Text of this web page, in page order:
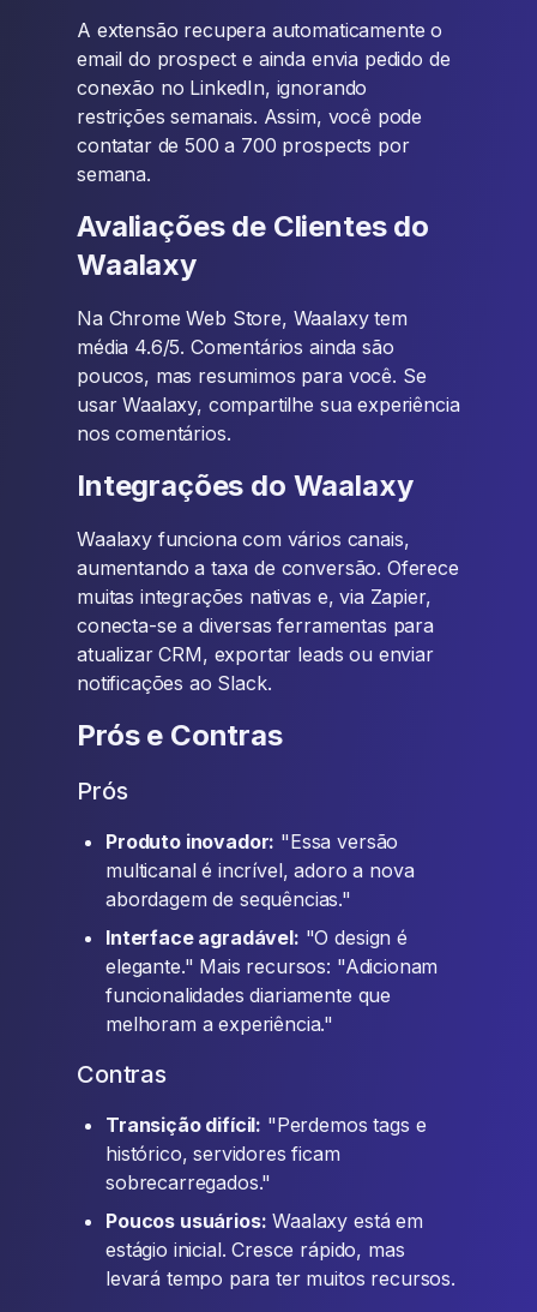
A extensão recupera automaticamente o
email do prospect e ainda envia pedido de
conexão no LinkedIn, ignorando
restrições semanais. Assim, você pode
contatar de 500 a 700 prospects por
semana.
Avaliações de Clientes do
Waalaxy
Na Chrome Web Store, Waalaxy tem
média 4.6/5. Comentários ainda são
poucos, mas resumimos para você. Se
usar Waalaxy, compartilhe sua experiência
nos comentários.
Integrações do Waalaxy
Waalaxy funciona com vários canais,
aumentando a taxa de conversão. Oferece
muitas integrações nativas e, via Zapier,
conecta-se a diversas ferramentas para
atualizar CRM, exportar leads ou enviar
notificações ao Slack.
Prós e Contras
Prós
Produto inovador: "Essa versão
multicanal é incrível, adoro a nova
abordagem de sequências."
Interface agradável: "O design é
elegante." Mais recursos: "Adicionam
funcionalidades diariamente que
melhoram a experiência."
Contras
Transição difícil: "Perdemos tags e
histórico, servidores ficam
sobrecarregados."
Poucos usuários: Waalaxy está em
estágio inicial. Cresce rápido, mas
levará tempo para ter muitos recursos.